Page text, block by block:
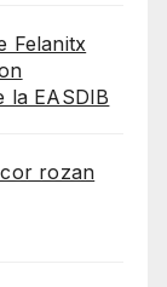
Felanitx
la EASDIB
rozan